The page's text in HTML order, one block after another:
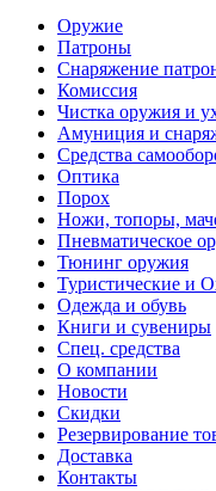
Оружие
Патроны
Снаряжение
Комиссия
Чистка оружия и
Амуниция и
Средства
Оптика
Порох
Ножи, топоры,
Пневматическое
Тюнинг оружия
Туристические и
Одежда и обувь
Книги и сувениры
Спец. средства
О компании
Новости
Скидки
Резервирование
Доставка
Контакты